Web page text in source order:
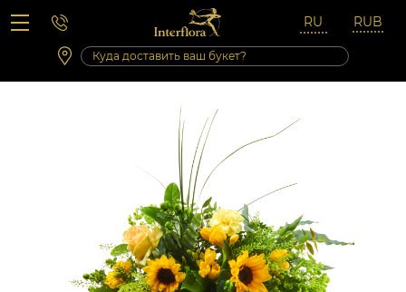
Вопросы-ответы
Сб 10:00 ‐ 14:00
Выходные и праздничные дни